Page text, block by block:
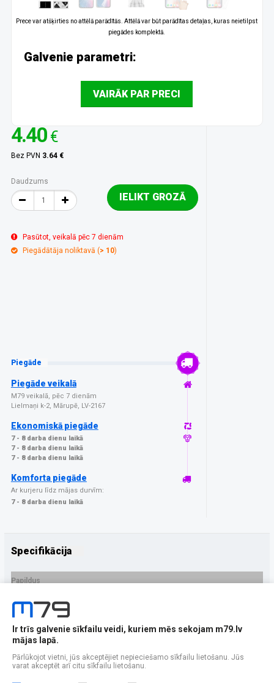
Prece var atšķirties no attēlā parādītās. Attēlā var būt parādītas detaļas, kuras neietilpst
piegādes komplektā.
Galvenie parametri:
VAIRĀK PAR PRECI
4.40 €
Bez PVN 3.64 €
Daudzums
IELIKT GROZĀ
Pasūtot, veikalā pēc 7 dienām
Piegādātāja noliktavā (> 10)
Piegāde
Piegāde veikalā
M79 veikalā, pēc 7 dienām
Lielmaņi k-2, Mārupē, LV-2167
Ekonomiskā piegāde
7 - 8 darba dienu laikā
7 - 8 darba dienu laikā
7 - 8 darba dienu laikā
Komforta piegāde
Ar kurjeru līdz mājas durvīm:
7 - 8 darba dienu laikā
Specifikācija
Papildus
Ražotājs
PRECES APRAKSTS
EAN - 5906146478626
Ir trīs galvenie sīkfailu veidi, kuriem mēs sekojam m79.lv
mājas lapā.
Pārlūkojot vietni, jūs akceptējiet nepieciešamo sīkfailu lietošanu. Jūs
varat akceptēt arī citu sīkfailu lietošanu.